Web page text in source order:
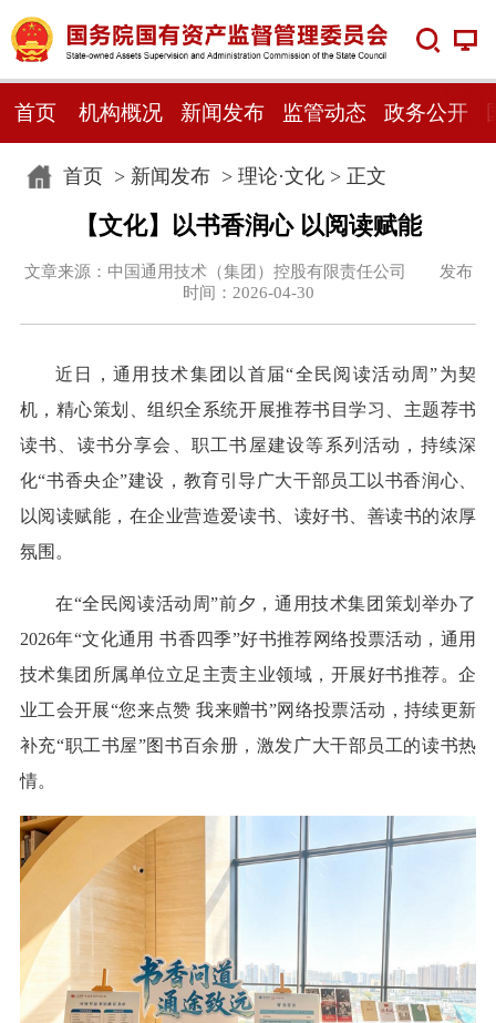
首页 机构概况 新闻发布 监管动态 政务公开
首页> 新闻发布> 理论·文化> 正文
【文化】以书香润心 以阅读赋能
文章来源：中国通用技术（集团）控股有限责任公司 发布
时间：2026-04-30
近日，通用技术集团以首届“全民阅读活动周”为契
机，精心策划、组织全系统开展推荐书目学习、主题荐书
读书、读书分享会、职工书屋建设等系列活动，持续深
化“书香央企”建设，教育引导广大干部员工以书香润心、
以阅读赋能，在企业营造爱读书、读好书、善读书的浓厚
氛围。
在“全民阅读活动周”前夕，通用技术集团策划举办了
2026年“文化通用 书香四季”好书推荐网络投票活动，通用
技术集团所属单位立足主责主业领域，开展好书推荐。企
业工会开展“您来点赞 我来赠书”网络投票活动，持续更新
补充“职工书屋”图书百余册，激发广大干部员工的读书热
情。